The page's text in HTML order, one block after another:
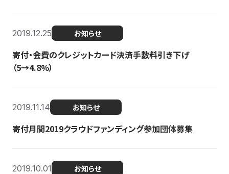
2019.12.25 お知らせ
寄付・会費のクレジットカード決済手数料引き下げ
（5→4.8%）
2019.11.14 お知らせ
寄付月間2019クラウドファンディング参加団体募集
2019.10.01 お知らせ